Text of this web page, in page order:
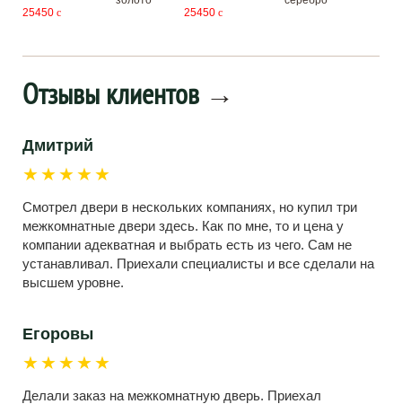
25450 c
25450 c
Отзывы клиентов →
Дмитрий
★★★★★
Смотрел двери в нескольких компаниях, но купил три
межкомнатные двери здесь. Как по мне, то и цена у
компании адекватная и выбрать есть из чего. Сам не
устанавливал. Приехали специалисты и все сделали на
высшем уровне.
Егоровы
★★★★★
Делали заказ на межкомнатную дверь. Приехал